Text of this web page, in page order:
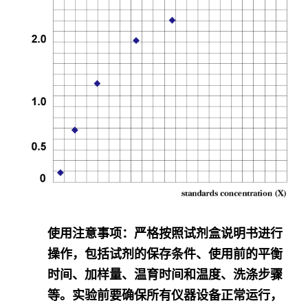
使用注意事项：严格按照试剂盒说明书进行
操作，包括试剂的保存条件、使用前的平衡
时间、加样量、温育时间和温度、洗涤步骤
等。实验前要确保所有仪器设备正常运行，